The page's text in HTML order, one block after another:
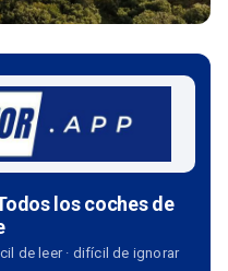
los coches de
de leer · difícil de ignorar